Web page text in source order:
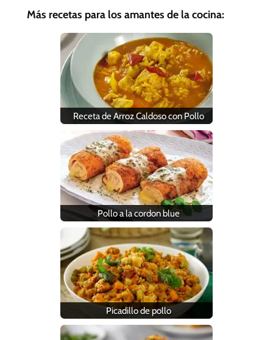
Más recetas para los amantes de la cocina:
Receta de Arroz Caldoso con Pollo
Pollo a la cordon blue
Picadillo de pollo